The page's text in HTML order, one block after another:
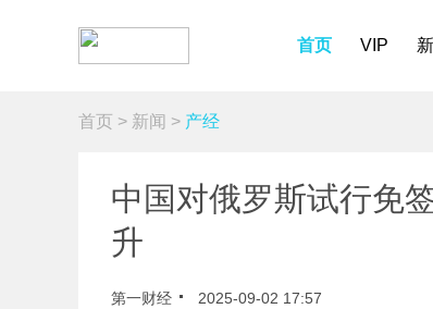
首页 VIP
首页 > 新闻 > 产经
中国对俄罗斯试行免
升
第一财经 2025-09-02 17:57